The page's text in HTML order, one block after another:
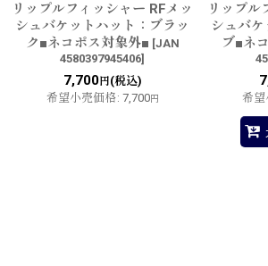
リップルフィッシャー RFメッ
シュバケットハット：ブラッ
ク■ネコポス対象外■ [JAN
4580397945406]
7,700円(税込)
希望小売価格: 7,700円
リップル
シュバ
ブ■ネ
希望